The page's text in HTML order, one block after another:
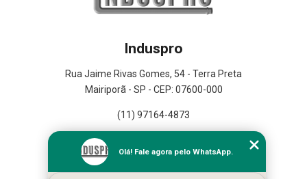
Induspro
Rua Jaime Rivas Gomes, 54 - Terra Preta
Mairiporã - SP - CEP: 07600-000
(11) 97164-4873
Empresa
Missão
Olá! Fale agora pelo WhatsApp.